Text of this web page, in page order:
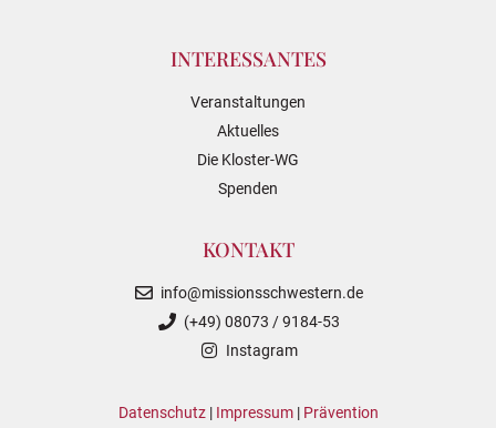
INTERESSANTES
Veranstaltungen
Aktuelles
Die Kloster-WG
Spenden
KONTAKT
info@missionsschwestern.de
(+49) 08073 / 9184-53
Instagram
Datenschutz| Impressum| Prävention